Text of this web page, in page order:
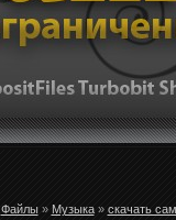
Файлы» Музыка» скачать